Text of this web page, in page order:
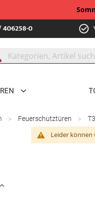
406258-0
Feuerschutztüren
Leider können